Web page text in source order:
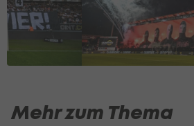
Mehr zum Thema